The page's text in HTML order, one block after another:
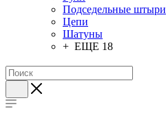
Подседельные штыри
Цепи
Шатуны
+ ЕЩЕ 18